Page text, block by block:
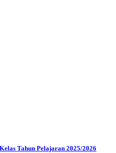
Tahun Pelajaran 2025/2026